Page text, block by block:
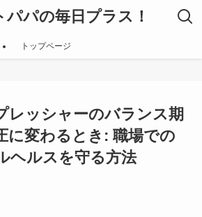
パパの毎日プラス！
トップページ
レッシャーのバランス期
に変わるとき: 職場での
ヘルスを守る方法